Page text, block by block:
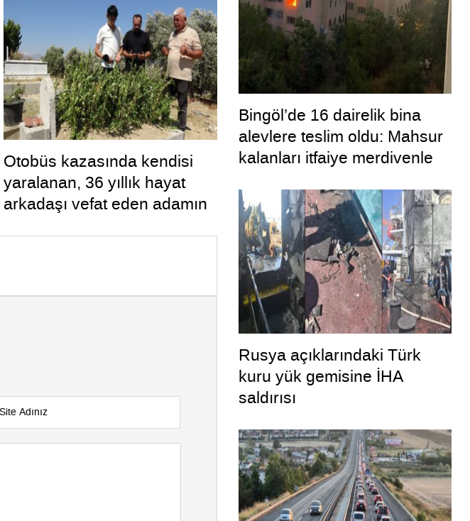
Otobüs kazasında kendisi
yaralanan, 36 yıllık hayat
arkadaşı vefat eden adamın
Bingöl’de 16 dairelik bina
alevlere teslim oldu: Mahsur
kalanları itfaiye merdivenle
Rusya açıklarındaki Türk
kuru yük gemisine İHA
saldırısı